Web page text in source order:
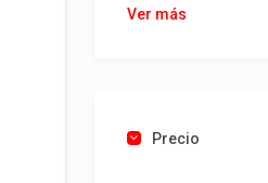
Rut
Una vez recibido
Ver más
Precio